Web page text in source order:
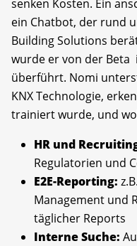
senken Kosten. Ein
ein Chatbot, der rund
Building Solutions
wurde er von der Beta
überführt. Nomi
KNX Technologie,
trainiert wurde, und
HR und
Regulatorien und
E2E-Reporting:
Management und
täglicher Reports
Interne Suche: